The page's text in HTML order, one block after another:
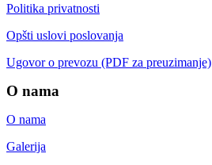
Politika privatnosti
Opšti uslovi poslovanja
Ugovor o prevozu (PDF za preuzimanje)
O nama
O nama
Galerija